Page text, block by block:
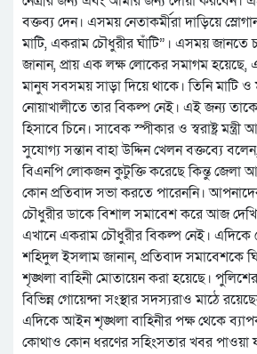
বক্তব্য দেন। এসময় নেতাকর্মীরা দাড়িয়ে
মাটি, একরাম চৌধুরীর ঘাঁটি”। এসময় জানতে
জানান, প্রায় এক লক্ষ লোকের সমাগম হয়েছে,
মানুষ সবসময় সাড়া দিয়ে থাকে। তিনি মাটি ও
নোয়াখালীতে তার বিকল্প নেই। এই জন্য
হিসাবে চিনে। সাবেক স্পীকার ও স্বরাষ্ট্র
সুযোগ্য সন্তান বাহা উদ্দিন খেলন বক্তব্যে বলেন,
বিএনপি লোকজন কুটুক্তি করেছে কিন্তু জেলা
কোন প্রতিবাদ সভা করতে পারেননি।
চৌধুরীর ডাকে বিশাল সমাবেশ করে আজ
এখানে একরাম চৌধুরীর বিকল্প নেই। এদিকে
শহিদুল ইসলাম জানান, প্রতিবাদ সমাবেশকে
শৃঙ্খলা বাহিনী মোতায়েন করা হয়েছে।
বিভিন্ন গোয়েন্দা সংস্থার সদস্যরাও মাঠে
এদিকে আইন শৃঙ্খলা বাহিনীর পক্ষ থেকে
কোথাও কোন ধরণের সহিংসতার খবর পাওয়া